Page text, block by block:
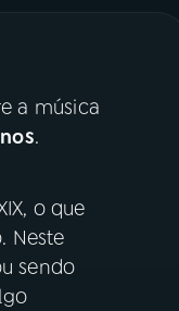
a música
.
o que
Neste
sendo